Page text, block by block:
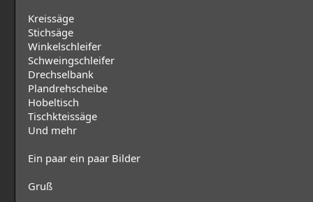
Kreissäge
Stichsäge
Winkelschleifer
Schweingschleifer
Drechselbank
Plandrehscheibe
Hobeltisch
Tischkteissäge
Und mehr
Ein paar ein paar Bilder
Gruß